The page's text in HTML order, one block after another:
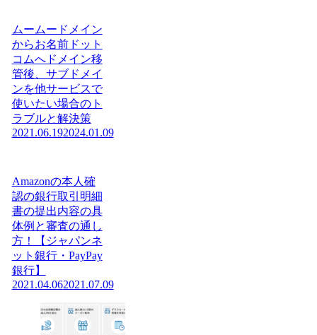
ムームードメイン
からお名前ドット
コムへドメイン移
管後、サブドメイ
ンを他サービスで
使いたい場合のト
ラブルと解決策
2021.06.192024.01.09
Amazonの本人確
認の銀行取引明細
書の提出内容の具
体例と審査の通し
方！【ジャパンネ
ット銀行・PayPay
銀行】
2021.04.062021.07.09